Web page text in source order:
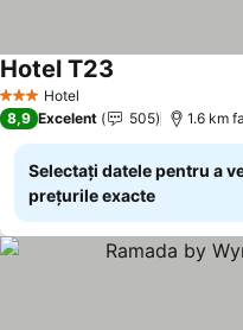
3 SteleHotel
Hotel T23
8,9 Excelent 505 1.6 km
Selectați datele pentru a
prețurile exacte